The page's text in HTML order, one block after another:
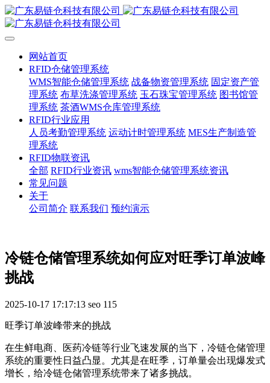
网站首页
RFID仓储管理系统
WMS智能仓储管理系统 战备物资管理系统 固定资产管
理系统 布草洗涤管理系统 玉石珠宝管理系统 图书馆管
理系统 茶酒WMS仓库管理系统
RFID行业应用
人员考勤管理系统 运动计时管理系统 MES生产制造管
理系统
RFID物联资讯
全部 RFID行业资讯 wms智能仓储管理系统资讯
常见问题
关于
公司简介 联系我们 预约演示
冷链仓储管理系统如何应对旺季订单波峰
挑战
2025-10-17 17:17:13 seo 115
旺季订单波峰带来的挑战
在生鲜电商、医药冷链等行业飞速发展的当下，冷链仓储管理
系统的重要性日益凸显。尤其是在旺季，订单量会出现爆发式
增长，给冷链仓储管理系统带来了诸多挑战。